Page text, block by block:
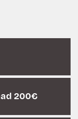
200€